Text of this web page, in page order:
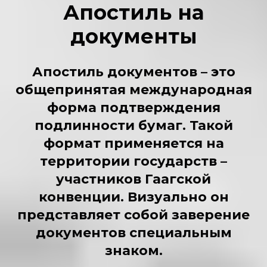
Апостиль на
документы
Апостиль документов – это
общепринятая международная
форма подтверждения
подлинности бумаг. Такой
формат применяется на
территории государств –
участников Гаагской
конвенции. Визуально он
представляет собой заверение
документов специальным
знаком.